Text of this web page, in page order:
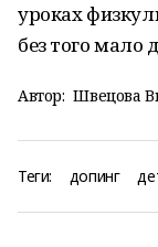
уроках
без того мало
Автор: Швецова
Теги: допинг